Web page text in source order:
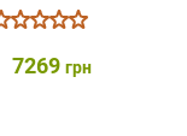
7269 грн